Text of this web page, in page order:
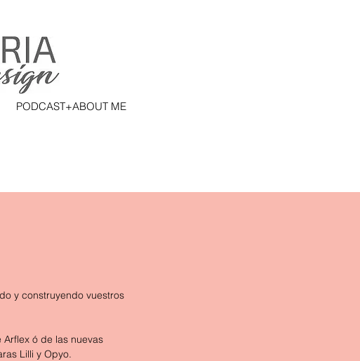
PODCAST+ABOUT ME
y construyendo vuestros
ó de las nuevas
Lilli y Opyo.